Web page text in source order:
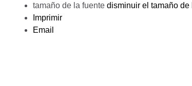
tamaño de la fuente disminuir el tamaño de
Imprimir
Email